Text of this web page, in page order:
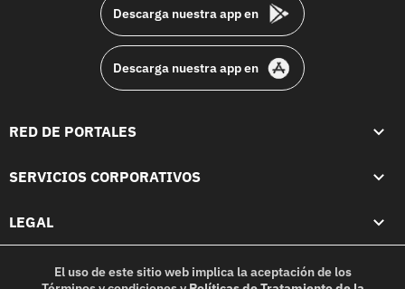
Descarga nuestra app en
Descarga nuestra app en
RED DE PORTALES
SERVICIOS CORPORATIVOS
LEGAL
El uso de este sitio web implica la aceptación de los